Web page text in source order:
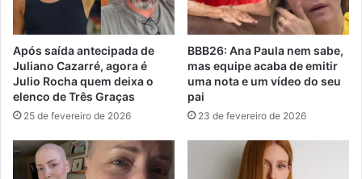
Após saída antecipada de
Juliano Cazarré, agora é
Julio Rocha quem deixa o
elenco de Três Graças
25 de fevereiro de 2026
BBB26: Ana Paula nem sabe,
mas equipe acaba de emitir
uma nota e um vídeo do seu
pai
23 de fevereiro de 2026